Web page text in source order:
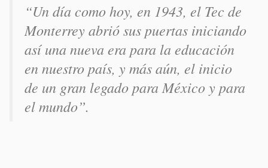
“Un día como hoy, en 1943, el Tec de
Monterrey abrió sus puertas iniciando
así una nueva era para la educación
en nuestro país, y más aún, el inicio
de un gran legado para México y para
el mundo”.